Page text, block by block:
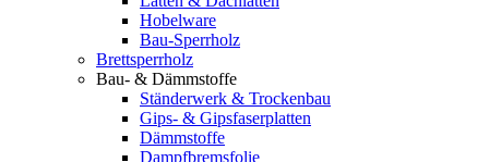
Hobelware
Bau-Sperrholz
Brettsperrholz
Bau- & Dämmstoffe
Ständerwerk & Trockenbau
Gips- & Gipsfaserplatten
Dämmstoffe
Dampfbremsfolie